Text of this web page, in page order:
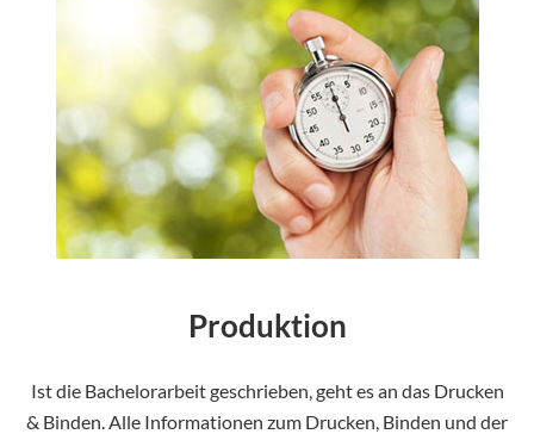
Produktion
Ist die Bachelorarbeit geschrieben, geht es an das Drucken
& Binden. Alle Informationen zum Drucken, Binden und der